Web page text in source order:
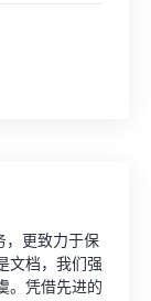
，更致力于保
文档，我们强
。凭借先进的